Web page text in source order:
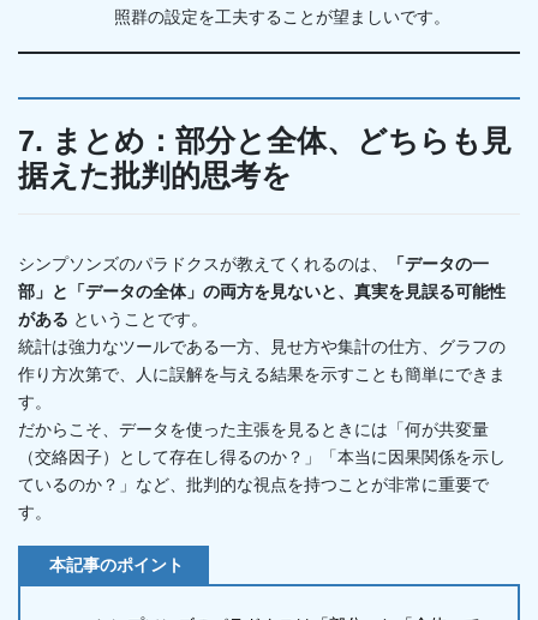
照群の設定を工夫することが望ましいです。
7. まとめ：部分と全体、どちらも見
据えた批判的思考を
シンプソンズのパラドクスが教えてくれるのは、
「データの一
部」と「データの全体」の両方を見ないと、真実を見誤る可能性
がある ということです。
統計は強力なツールである一方、見せ方や集計の仕方、グラフの
作り方次第で、人に誤解を与える結果を示すことも簡単にできま
す。
だからこそ、データを使った主張を見るときには「何が共変量
（交絡因子）として存在し得るのか？」「本当に因果関係を示し
ているのか？」など、批判的な視点を持つことが非常に重要で
す。
本記事のポイント